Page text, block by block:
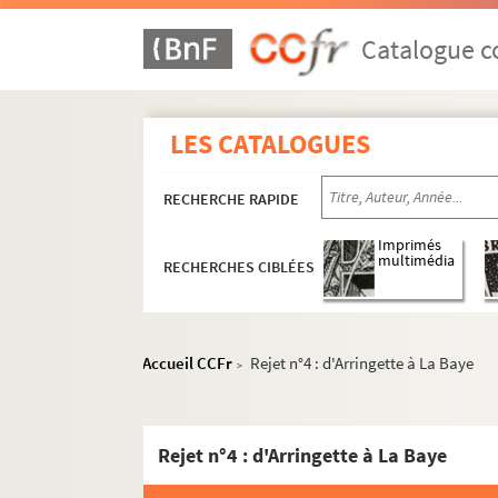
Catalogue
LES CATALOGUES
RECHERCHE RAPIDE
RECHERCHES CIBLÉES
Imprimés
multimédia
Accueil CCFr > Rejet n°4 : d'Arringette à La Baye
Rejet n°4 : d'Arringette à La Baye
Ms 50. Boîte 50 : Exercices de 1879 à 1880
Ms 51. Boîte 51 : Exercices de 1880 à 1881
Ms 52. Boîte 52 : Exercices de 1881 à 1882
Ms 53. Boite 53 Bis : Exercices de 1883 à
Ms 54. Boîte 54 : Exercices de 1884 à 1885
Ms 55. Boîte 55 : Exercices de 1885 à 1886
Ms 56. Boîte 56 : Exercices de 1886 à 1887
Ms 56. Boîte 56 Bis : Exercices de 1887 à
Ms 57. Boîte 57 : Exercices de 1888 à 1889
Ms 61. Boîte 61 : Exercices de 1892 à 1893
Ms 62. Boîte 62 : Exercices de 1893 à 1894